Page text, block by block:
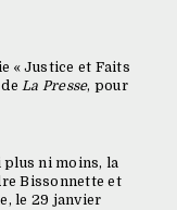
« Justice et Faits
La Presse, pour
plus ni moins, la
Bissonnette et
le 29 janvier